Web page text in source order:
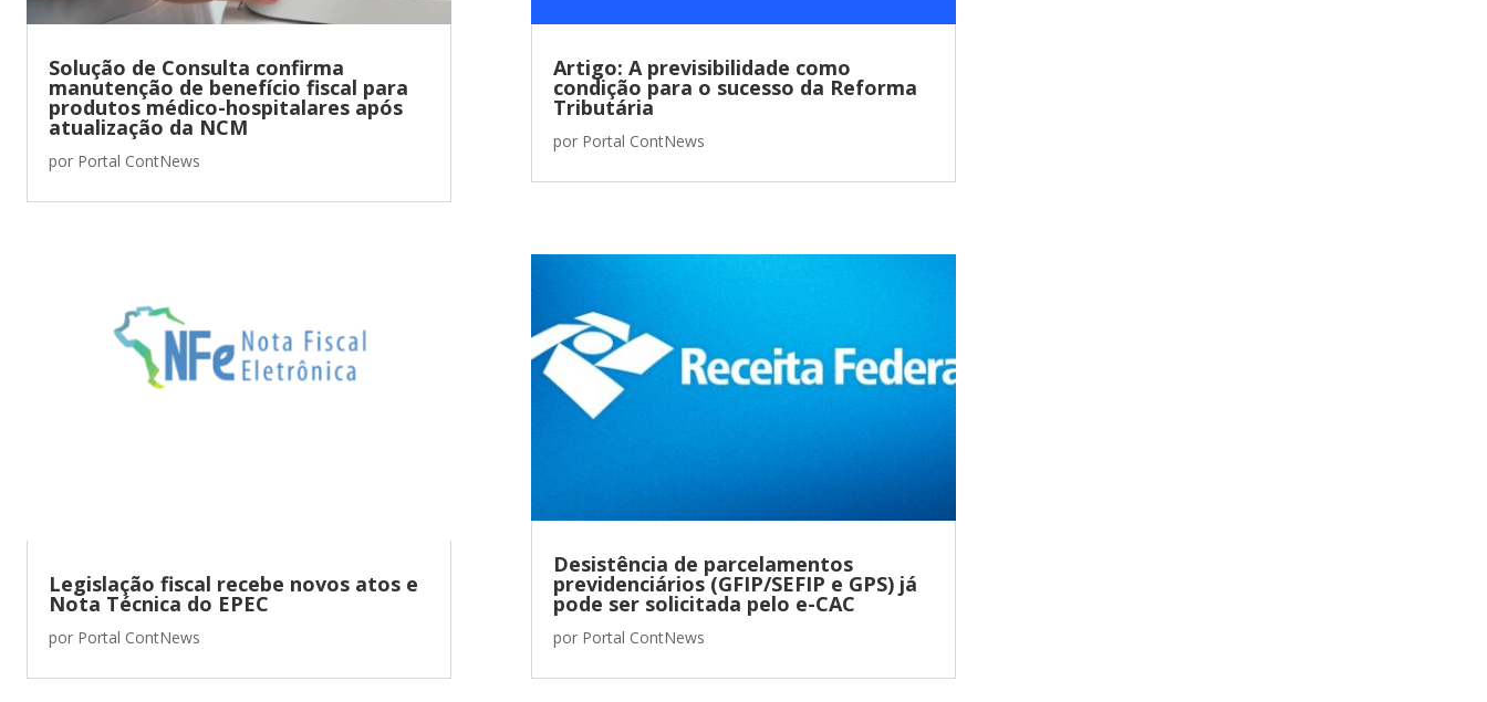
Solução de Consulta confirma
manutenção de benefício fiscal para
produtos médico-hospitalares após
atualização da NCM
por Portal ContNews
Legislação fiscal recebe novos atos e
Nota Técnica do EPEC
por Portal ContNews
Artigo: A previsibilidade como
condição para o sucesso da Reforma
Tributária
por Portal ContNews
Desistência de parcelamentos
previdenciários (GFIP/SEFIP e GPS) já
pode ser solicitada pelo e-CAC
por Portal ContNews